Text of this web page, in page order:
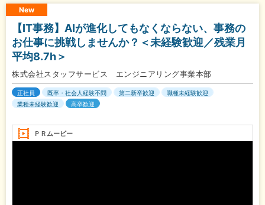
New
【IT事務】AIが進化してもなくならない、事務の
お仕事に挑戦しませんか？＜未経験歓迎／残業月
平均8.7h＞
株式会社スタッフサービス エンジニアリング事業本部
正社員 既卒・社会人経験不問 第二新卒歓迎
職種未経験歓迎
業種未経験歓迎
高卒歓迎
ＰＲムービー